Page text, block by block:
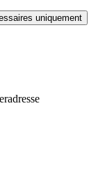
uniquement